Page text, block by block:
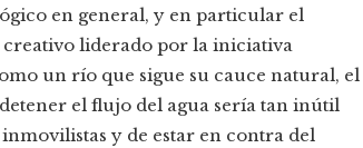
en general, y en particular el
liderado por la iniciativa
un río que sigue su cauce natural, el
el flujo del agua sería tan inútil
y de estar en contra del